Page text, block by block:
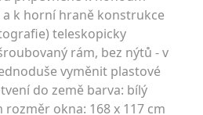
k horní hraně konstrukce
teleskopicky
rám, bez nýtů - v
vyměnit plastové
do země barva: bílý
rozměr okna: 168 x 117 cm